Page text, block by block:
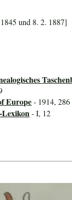
und 8. 2. 1887]
Europe- 1914, 286
Lexikon- I, 12